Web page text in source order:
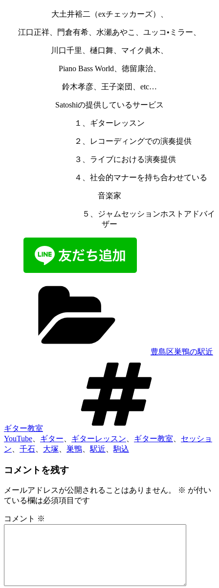
大土井裕二（exチェッカーズ）、
江口正祥、門倉有希、水瀬あやこ、ユッコ•ミラー、
川口千里、樋口舞、マイク眞木、
Piano Bass World、徳留康治、
鈴木孝彦、王子楽団、etc…
Satoshiの提供しているサービス
１、ギターレッスン
２、レコーディングでの演奏提供
３、ライブにおける演奏提供
４、社会的マナーを持ち合わせている
音楽家
５、ジャムセッションホストアドバイ
ザー
豊島区巣鴨の駅近
ギター教室
YouTube ギター ギターレッスン ギター教室
セッショ
ン
千石 大塚 巣鴨 駅近 駒込
コメントを残す
メールアドレスが公開されることはありません。 ※ が付い
ている欄は必須項目です
コメント ※